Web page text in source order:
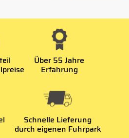
Über 55 Jahre
Erfahrung
Schnelle Lieferung
durch eigenen Fuhrpark